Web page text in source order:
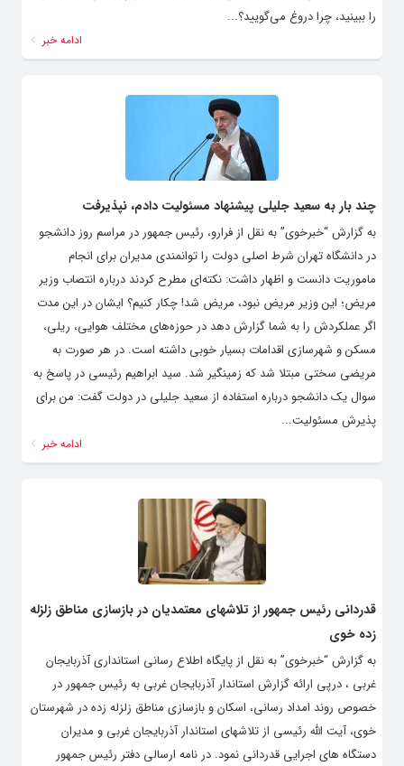
را ببینید، چرا دروغ می‌گویید؟...
ادامه خبر
چند بار به سعید جلیلی پیشنهاد مسئولیت دادم، نپذیرفت
به گزارش “خبرخوی” به نقل از فرارو، رئیس جمهور در مراسم روز دانشجو
در دانشگاه تهران شرط اصلی دولت را توانمندی مدیران برای انجام
ماموریت دانست و اظهار داشت: نکته‌ای مطرح کردند درباره انتصاب وزیر
مریض؛ این وزیر مریض نبود، مریض شد! چکار کنیم؟ ایشان در این مدت
اگر عملکردش را به شما گزارش دهد در حوزه‌های مختلف هوایی، ریلی،
مسکن و شهرسازی اقدامات بسیار خوبی داشته است. در هر صورت به
مریضی سختی مبتلا شد که زمینگیر شد. سید ابراهیم رئیسی در پاسخ به
سوال یک دانشجو درباره استفاده از سعید جلیلی در دولت گفت: من برای
پذیرش مسئولیت...
ادامه خبر
قدردانی رئیس جمهور از تلاشهای معتمدیان در بازسازی مناطق زلزله
زده خوی
به گزارش “خبرخوی” به نقل از پایگاه اطلاع رسانی استانداری آذربایجان
غربی ، درپی ارائه گزارش استاندار آذربایجان غربی به رئیس جمهور در
خصوص روند امداد رسانی، اسکان و بازسازی مناطق زلزله زده در شهرستان
خوی، آیت الله رئیسی از تلاشهای استاندار آذربایجان غربی و مدیران
دستگاه های اجرایی قدردانی نمود. در نامه ارسالی دفتر رئیس جمهور